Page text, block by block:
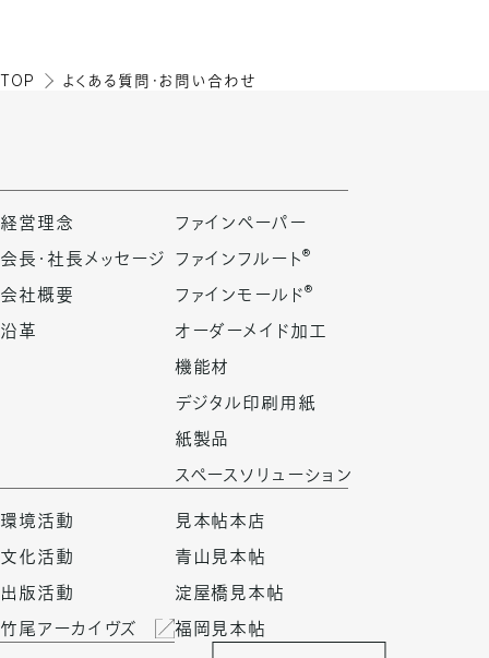
TOP よくある質問・お問い合わせ
経営理念
会長・社長メッセージ
会社概要
沿革
ファインペーパー
ファインフルート®
ファインモールド®
オーダーメイド加工
機能材
デジタル印刷用紙
紙製品
スペースソリューション
環境活動
文化活動
出版活動
竹尾アーカイヴズ
見本帖本店
青山見本帖
淀屋橋見本帖
福岡見本帖